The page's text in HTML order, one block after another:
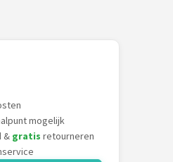
mogelijk
& gratis retourneren